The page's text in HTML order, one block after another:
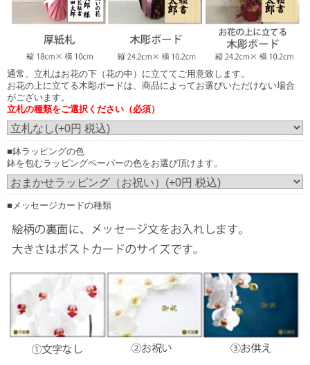
お花の上に立てる木調ボード
（正面からみたイメージ）
画像はイメージです。（こちらの商品は3本立ち30輪の胡蝶蘭です。）
実際にご注文いただくお花の規格により、立札の見え方が異なりますこと予め
ご了承ください。
発送のご案内時に配信される画像は、お花をメインに正面から撮影した画像の
お花の下（花の中）に立てた場合は立札内容が見えにくい場合もございます。
通常、立札はお花の下（花の中）に立ててご用意致します。
お花の上に立てる木彫ボードは、商品によってお選びいただけない場合
がございます。
立札の種類をご選択ください（必須）
■鉢ラッピングの色
鉢を包むラッピングペーパーの色をお選び頂けます。
■メッセージカードの種類